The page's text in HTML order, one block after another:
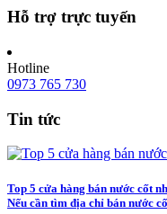
Hỗ trợ trực tuyến
Hotline
0973 765 730
Tin tức
Top 5 cửa hàng bán nước cốt
Nếu cần tìm địa chỉ bán nước